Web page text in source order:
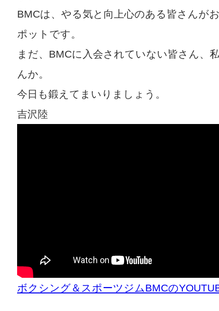
BMCは、やる気と向上心のある皆さんが
ポットです。
まだ、BMCに入会されていない皆さん、
んか。
今日も鍛えてまいりましょう。
吉沢陸
ボクシング＆スポーツジムBMCの